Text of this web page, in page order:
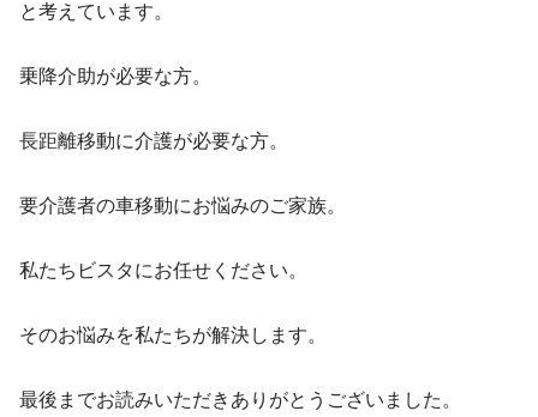
と考えています。
乗降介助が必要な方。
長距離移動に介護が必要な方。
要介護者の車移動にお悩みのご家族。
私たちビスタにお任せください。
そのお悩みを私たちが解決します。
最後までお読みいただきありがとうございました。